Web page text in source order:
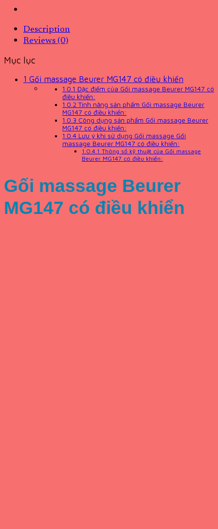
Description
Reviews (0)
Mục lục
1 Gối massage Beurer MG147 có điều khiển
1.0.1 Đặc điểm của Gối massage Beurer MG147 có
điều khiển:
1.0.2Tính năng sản phẩm Gối massage Beurer
MG147 có điều khiển:
1.0.3 Công dụng sản phẩm Gối massage Beurer
MG147 có điều khiển:
1.0.4 Lưu ý khi sử dụng Gối massage Gối
massage Beurer MG147 có điều khiển:
1.0.4.1 Thông số kỹ thuật của Gối massage
Beurer MG147 có điều khiển:
Gối massage Beurer
MG147 có điều khiển